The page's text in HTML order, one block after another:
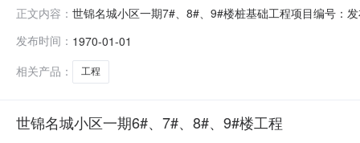
正文内容： 世锦名城小区一期7#、8#、9#楼桩基础工程项目编号：
路，南侧为光明东道，北侧为锦瑞尚城小区。建筑面积
发布时间： 1970-01-01
相关产品：
工程
世锦名城小区一期6#、7#、8#、9#楼工程